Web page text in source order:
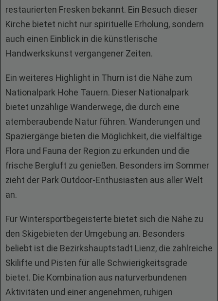
restaurierten Fresken bekannt. Ein Besuch dieser
Kirche bietet nicht nur spirituelle Erholung, sondern
auch einen Einblick in die künstlerische
Handwerkskunst vergangener Zeiten.
Ein weiteres Highlight in Thurn ist die Nähe zum
Nationalpark Hohe Tauern. Dieser Nationalpark
bietet unzählige Wanderwege, die durch eine
atemberaubende Natur führen. Wanderungen und
Spaziergänge bieten die Möglichkeit, die vielfältige
Flora und Fauna der Region zu erkunden und die
frische Bergluft zu genießen. Besonders im Sommer
zieht der Park Outdoor-Enthusiasten aus aller Welt
an.
Für Wintersportbegeisterte bietet sich die Nähe zu
den Skigebieten der Umgebung an. Besonders
beliebt ist die Bezirkshauptstadt Lienz, die zahlreiche
Skilifte und Pisten für alle Schwierigkeitsgrade
bietet. Die Kombination aus naturverbundenen
Aktivitäten und einer angenehmen, ruhigen